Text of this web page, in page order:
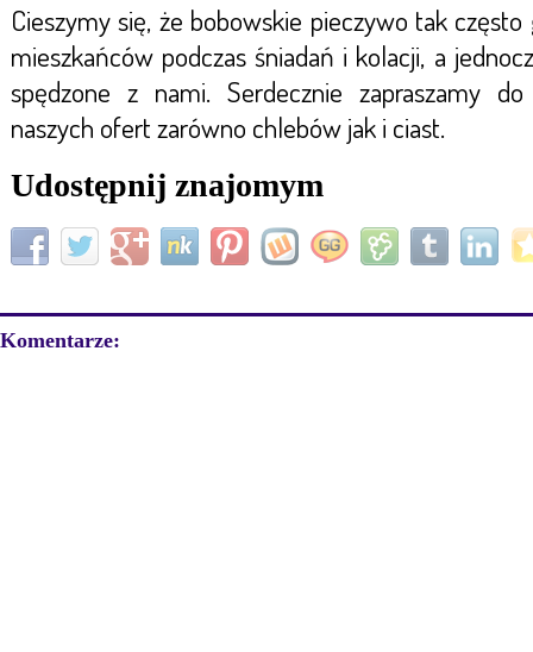
Cieszymy się, że bobowskie pieczywo tak często
mieszkańców podczas śniadań i kolacji, a
spędzone z nami. Serdecznie zapraszamy
naszych ofert zarówno chlebów jak i ciast.
Udostępnij znajomym
Komentarze: